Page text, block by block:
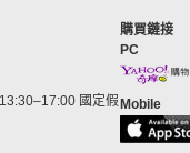
國定假
購買鏈接
PC
Mobile